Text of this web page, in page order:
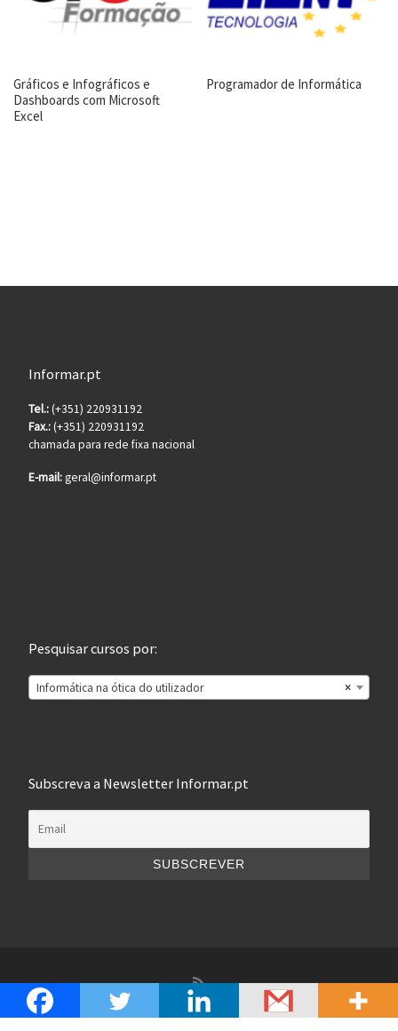
Gráficos e Infográficos e
Dashboards com Microsoft
Excel
Programador de Informática
Informar.pt
Tel.:(+351) 220931192
Fax.:(+351) 220931192
chamada para rede fixa nacional
E-mail:geral@informar.pt
Pesquisar cursos por:
×
Informática na ótica do utilizador
Subscreva a Newsletter Informar.pt